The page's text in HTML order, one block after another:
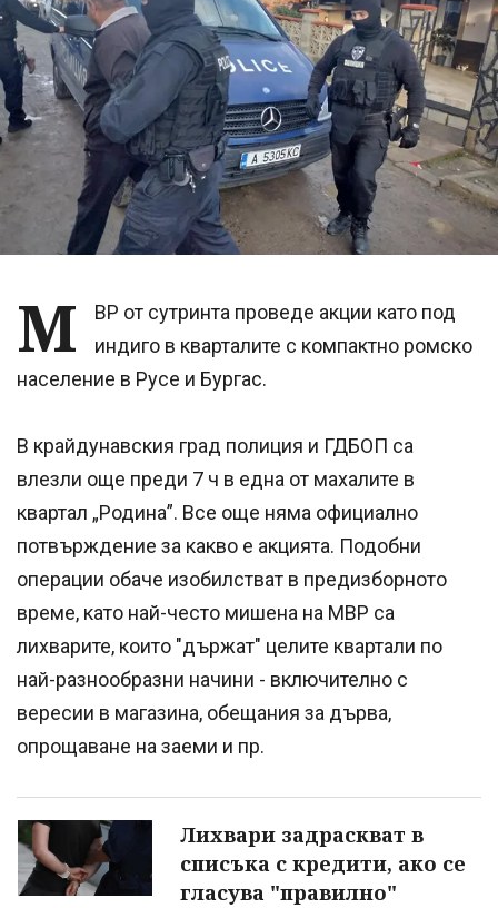
М
ВР от сутринта проведе акции като под
индиго в кварталите с компактно ромско
население в Русе и Бургас.
В крайдунавския град полиция и ГДБОП са
влезли още преди 7 ч в една от махалите в
квартал „Родина”. Все още няма официално
потвърждение за какво е акцията. Подобни
операции обаче изобилстват в предизборното
време, като най-често мишена на МВР са
лихварите, които "държат" целите квартали по
най-разнообразни начини - включително с
вересии в магазина, обещания за дърва,
опрощаване на заеми и пр.
Лихвари задраскват в
списъка с кредити, ако се
гласува "правилно"